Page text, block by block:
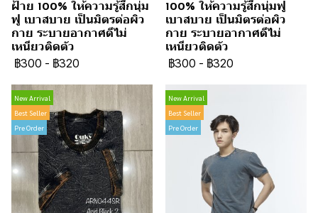
ฝ้าย 100% ให้ความรู้สึกนุ่ม
ฟู เบาสบาย เป็นมิตรต่อผิว
กาย ระบายอากาศดีไม่
เหนียวติดตัว
฿300 - ฿320
100% ให้ความรู้สึกนุ่มฟู
เบาสบาย เป็นมิตรต่อผิว
กาย ระบายอากาศดีไม่
เหนียวติดตัว
฿300 - ฿320
New Arrival
Best Seller
Pre Order
New Arrival
Best Seller
Pre Order